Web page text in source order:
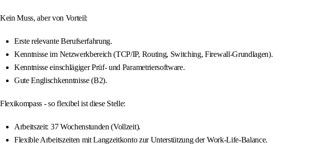
Kein Muss, aber von Vorteil:
Erste relevante Berufserfahrung.
Kenntnisse im Netzwerkbereich (TCP/IP, Routing, Switching, Firewall-Grundlagen).
Kenntnisse einschlägiger Prüf- und Parametriersoftware.
Gute Englischkenntnisse (B2).
Flexikompass - so flexibel ist diese Stelle:
Arbeitszeit: 37 Wochenstunden (Vollzeit).
Flexible Arbeitszeiten mit Langzeitkonto zur Unterstützung der Work-Life-Balance.